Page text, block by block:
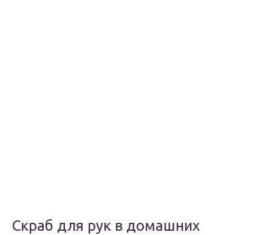
Скраб для рук в домашних